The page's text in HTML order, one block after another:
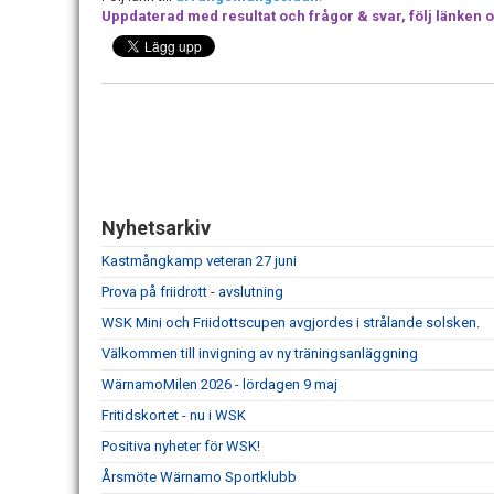
Uppdaterad med resultat och frågor & svar, följ länken
Nyhetsarkiv
Kastmångkamp veteran 27 juni
Prova på friidrott - avslutning
WSK Mini och Friidottscupen avgjordes i strålande solsken.
Välkommen till invigning av ny träningsanläggning
WärnamoMilen 2026 - lördagen 9 maj
Fritidskortet - nu i WSK
Positiva nyheter för WSK!
Årsmöte Wärnamo Sportklubb